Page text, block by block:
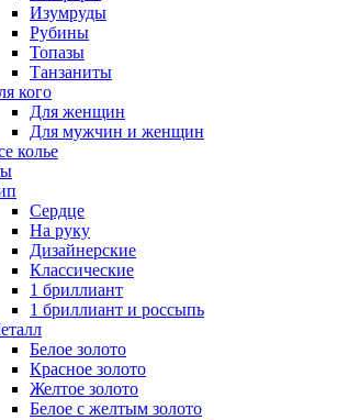
Изумруды
Рубины
Топазы
Танзаниты
кого
Для женщин
Для мужчин и женщин
колье
Сердце
На руку
Дизайнерские
Классические
1 бриллиант
1 бриллиант и россыпь
Белое золото
Красное золото
Желтое золото
Белое с желтым золото